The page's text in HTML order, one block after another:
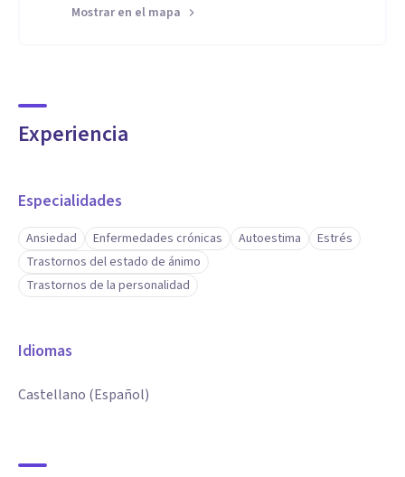
Mostrar en el mapa
Experiencia
Especialidades
Ansiedad Enfermedades crónicas Autoestima
Estrés
Trastornos del estado de ánimo
Trastornos de la personalidad
Idiomas
Castellano (Español)